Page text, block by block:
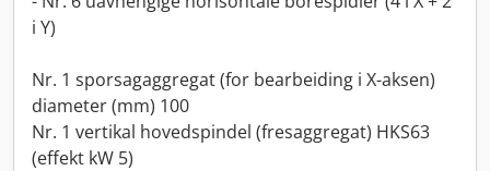
i Y)
Nr. 1 sporsagaggregat (for bearbeiding i X-aksen)
diameter (mm) 100
Nr. 1 vertikal hovedspindel (fresaggregat) HKS63
(effekt kW 5)